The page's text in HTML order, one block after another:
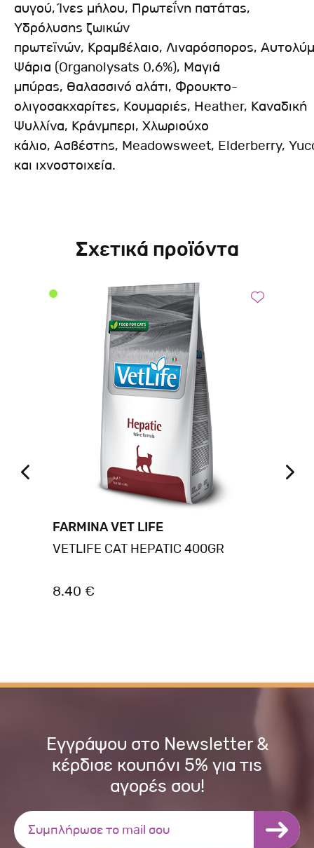
αυγού, Ίνες μήλου, Πρωτεΐνη πατάτας,
Υδρόλυσης ζωικών
πρωτεϊνών, Κραμβέλαιο, Λιναρόσπορος,
Ψάρια (Organolysats 0,6%), Μαγιά
μπύρας, Θαλασσινό αλάτι, Φρουκτο-
ολιγοσακχαρίτες, Κουμαριές, Heather, Καναδική
Ψυλλίνα, Κράνμπερι, Χλωριούχο
κάλιο, Ασβέστης, Meadowsweet, Elderberry,
και ιχνοστοιχεία.
Σχετικά προϊόντα
FARMINA VET LIFE
VETLIFE CAT HEPATIC 400GR
8.40 €
Εγγράψου στο Newsletter &
κέρδισε κουπόνι 5% για τις
αγορές σου!